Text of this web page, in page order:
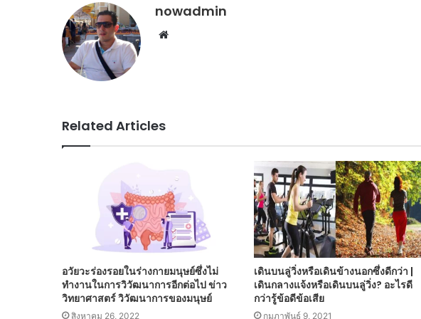
nowadmin
Website
Related Articles
อวัยวะร่องรอยในร่างกายมนุษย์ซึ่งไม่
ทำงานในการวิวัฒนาการอีกต่อไป ข่าว
วิทยาศาสตร์ วิวัฒนาการของมนุษย์
สิงหาคม 26, 2022
เดินบนลู่วิ่งหรือเดินข้างนอกซึ่งดีกว่า |
เดินกลางแจ้งหรือเดินบนลู่วิ่ง? อะไรดี
กว่ารู้ข้อดีข้อเสีย
กุมภาพันธ์ 9, 2021